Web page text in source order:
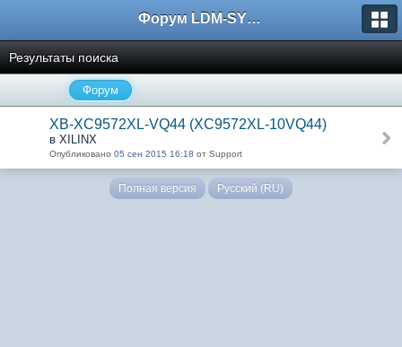
Форум LDM-SYSTEMS
Результаты поиска
Форум
XB-XC9572XL-VQ44 (XC9572XL-10VQ44)
в XILINX
Опубликовано 05 сен 2015 16:18 от Support
Полная версия Русский (RU)